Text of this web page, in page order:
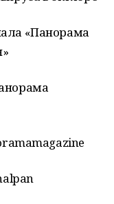
«Панорама